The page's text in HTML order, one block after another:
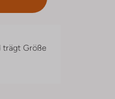
trägt Größe